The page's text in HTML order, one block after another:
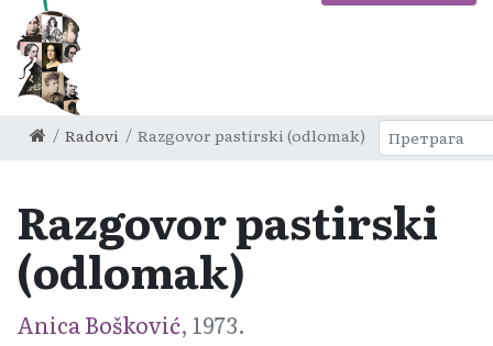
Radovi Razgovor pastirski (odlomak)
Razgovor pastirski
(odlomak)
Anica Bošković, 1973.